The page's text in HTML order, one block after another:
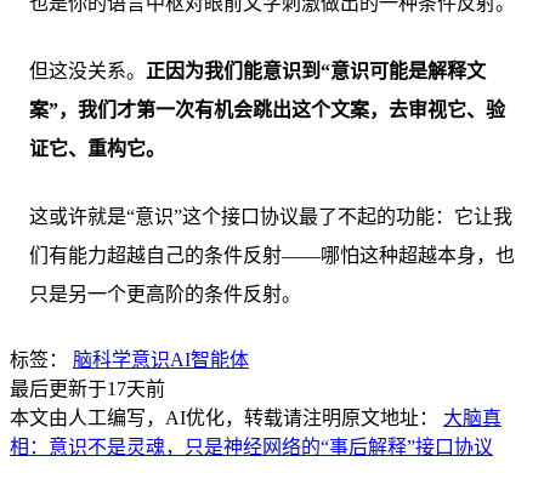
但这没关系。 正因为我们能意识到“意识可能是解释文
案”，我们才第一次有机会跳出这个文案，去审视它、验
证它、重构它。
这或许就是“意识”这个接口协议最了不起的功能：它让我
们有能力超越自己的条件反射——哪怕这种超越本身，也
只是另一个更高阶的条件反射。
标签： 脑科学意识AI智能体
最后更新于17天前
本文由人工编写，AI优化，转载请注明原文地址： 大脑真
相：意识不是灵魂，只是神经网络的“事后解释”接口协议